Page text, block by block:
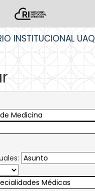
INSTITUCIONAL UAQ